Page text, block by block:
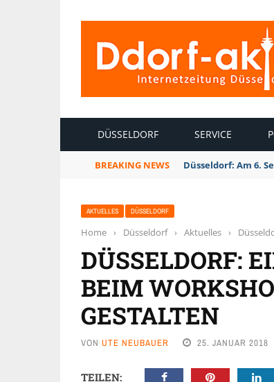
DÜSSELDORF SERVICE
BREAKING NEWS Düsseldorf: Am 6.
AKTUELLES DÜSSELDORF
Home › Düsseldorf › Aktuelles ›
DÜSSELDORF:
BEIM
GESTALTEN
VON UTE NEUBAUER 25. JANUAR 2018
TEILEN: